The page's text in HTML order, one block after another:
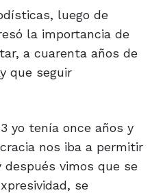
luego de
la importancia de
a cuarenta años de
que seguir
yo tenía once años y
nos iba a permitir
vimos que se
se